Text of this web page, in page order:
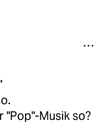
"Pop"-Musik so?